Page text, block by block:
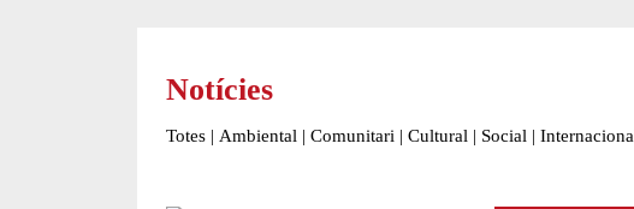
Notícies
Totes | Ambiental | Comunitari | Cultural | Social |